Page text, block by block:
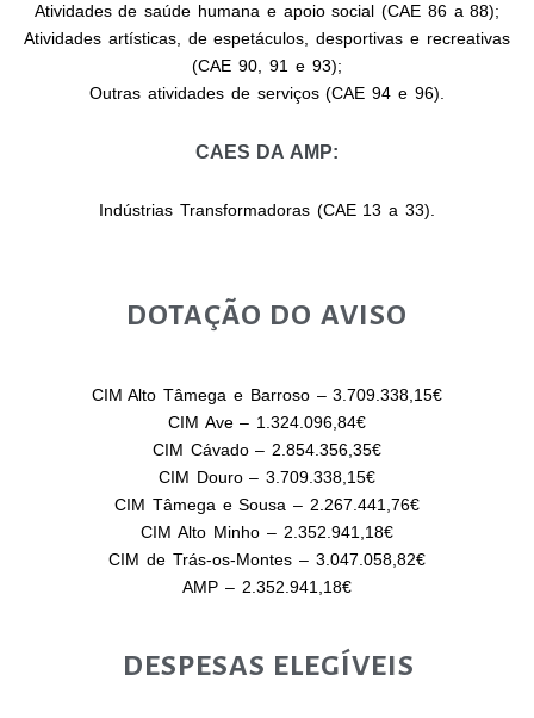
Atividades de saúde humana e apoio social (CAE 86 a 88);
Atividades artísticas, de espetáculos, desportivas e recreativas
(CAE 90, 91 e 93);
Outras atividades de serviços (CAE 94 e 96).
CAES DA AMP:
Indústrias Transformadoras (CAE 13 a 33).
DOTAÇÃO DO AVISO
CIM Alto Tâmega e Barroso – 3.709.338,15€
CIM Ave – 1.324.096,84€
CIM Cávado – 2.854.356,35€
CIM Douro – 3.709.338,15€
CIM Tâmega e Sousa – 2.267.441,76€
CIM Alto Minho – 2.352.941,18€
CIM de Trás-os-Montes – 3.047.058,82€
AMP – 2.352.941,18€
DESPESAS ELEGÍVEIS